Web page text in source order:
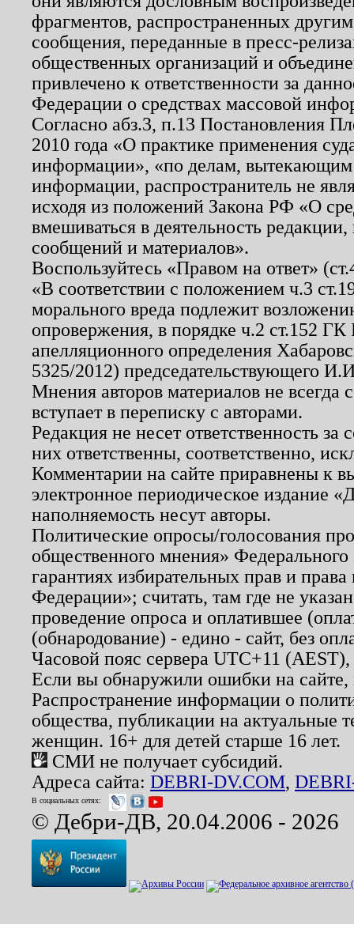
фрагментов, распространенных
сообщения, переданные в пресс-
общественных организаций и
привлечено к ответственности за
Федерации о средствах массовой
Согласно абз.3, п.13 Постановления
2010 года «О практике применения
информации», «по делам, вытекающим
информации, распространитель не
исходя из положений Закона РФ «О
вмешиваться в деятельность
сообщений и материалов».
Воспользуйтесь «Правом на ответ»
«В соответствии с положением ч.3
морального вреда подлежит
опровержения, в порядке ч.2 ст.152
апелляционного определения
5325/2012) председательствующего
Мнения авторов материалов не
вступает в переписку с авторами.
Редакция не несет ответственность
них ответственны, соответственно,
Комментарии на сайте приравнены к
электронное периодическое издание
наполняемость несут авторы.
Политические опросы/голосования
общественного мнения»
гарантиях избирательных прав и
Федерации»; считать, там где не
проведение опроса и оплатившее
(обнародование) - едино - сайт, без
Часовой пояс сервера UTC+11
Если вы обнаружили ошибки на
Распространение информации о
общества, публикации на актуальные
женщин. 16+ для детей старше 16 лет.
СМИ не получает субсидий.
Адреса сайта: DEBRI-DV.COM,
В социальных сетях:
© Дебри-ДВ, 20.04.2006 - 2026